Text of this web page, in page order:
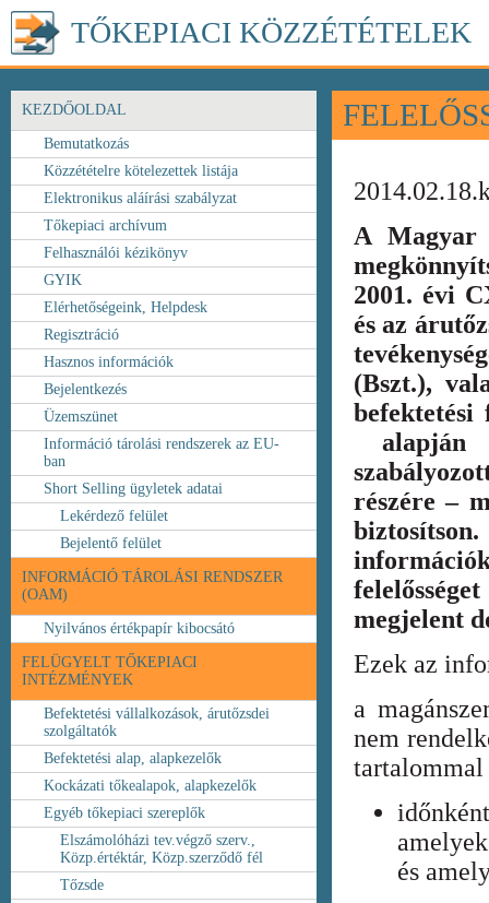
TŐKEPIACI KÖZZÉTÉTELEK
KEZDŐOLDAL
Bemutatkozás
Közzétételre kötelezettek listája
Elektronikus aláírási szabályzat
Tőkepiaci archívum
Felhasználói kézikönyv
GYIK
Elérhetőségeink, Helpdesk
Regisztráció
Hasznos információk
Bejelentkezés
Üzemszünet
Információ tárolási rendszerek az EU-
ban
Short Selling ügyletek adatai
Lekérdező felület
Bejelentő felület
INFORMÁCIÓ TÁROLÁSI RENDSZER
(OAM)
Nyilvános értékpapír kibocsátó
FELÜGYELT TŐKEPIACI
INTÉZMÉNYEK
Befektetési vállalkozások, árutőzsdei
szolgáltatók
Befektetési alap, alapkezelők
Kockázati tőkealapok, alapkezelők
Egyéb tőkepiaci szereplők
Elszámolóházi tev.végző szerv.,
Közp.értéktár, Közp.szerződő fél
Tőzsde
A Magyar
2001. évi
és az
(Bszt.),
alapján
részére –
megjelent
Ezek az
a
nem
és